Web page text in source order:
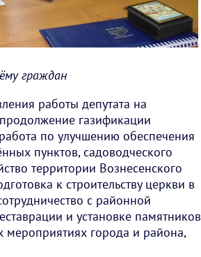
граждан
работы депутата на
газификации
по улучшению обеспечения
пунктов, садоводческого
территории Вознесенского
к строительству церкви в
с районной
и установке памятников
города и района,